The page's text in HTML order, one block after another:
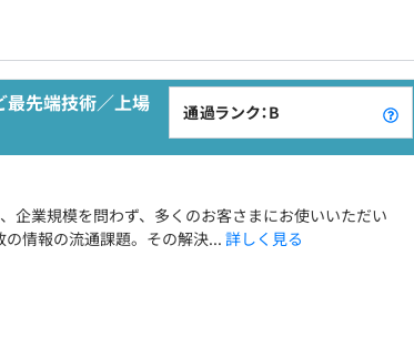
先端技術／上場
通過ランク：B
企業規模を問わず、多くのお客さまにお使いいただい
情報の流通課題。その解決...詳しく見る